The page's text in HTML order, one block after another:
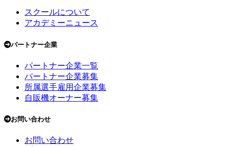
スクールについて
アカデミーニュース
パートナー企業
パートナー企業一覧
パートナー企業募集
所属選手雇用企業募集
自販機オーナー募集
お問い合わせ
お問い合わせ